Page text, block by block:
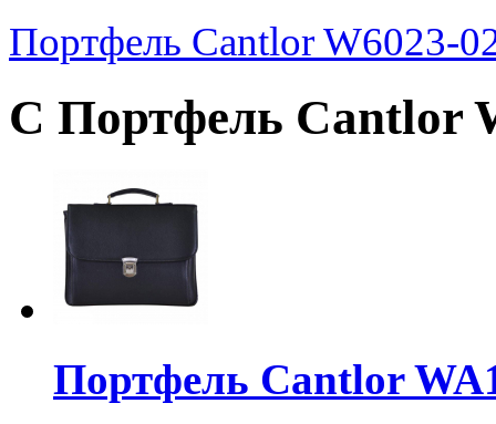
Портфель Cantlor W6023-
С Портфель Cantlor
Портфель Cantlor